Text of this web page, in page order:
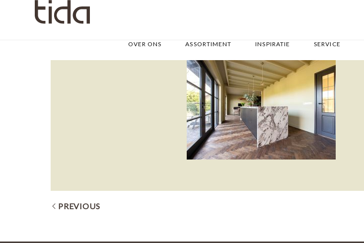
OVER ONS ASSORTIMENT INSPIRATIE SERVICE
PREVIOUS